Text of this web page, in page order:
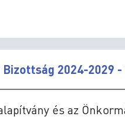
2024-2029 -
és az